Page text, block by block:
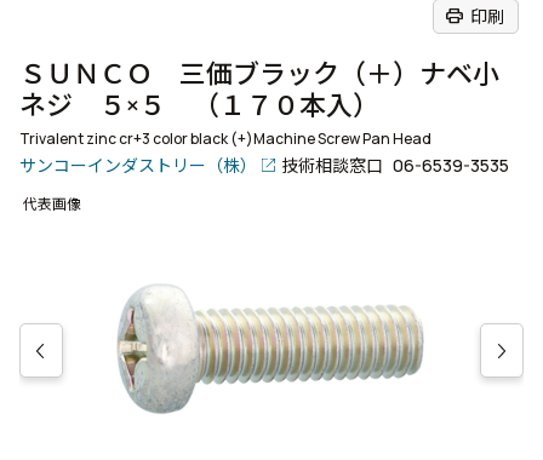
print 印刷
ＳＵＮＣＯ 三価ブラック（＋）ナベ小
ネジ ５×５ （１７０本入）
Trivalent zinc cr+3 color black (+)Machine Screw Pan Head
サンコーインダストリー（株） 技術相談窓口 06-6539-3535
代表画像